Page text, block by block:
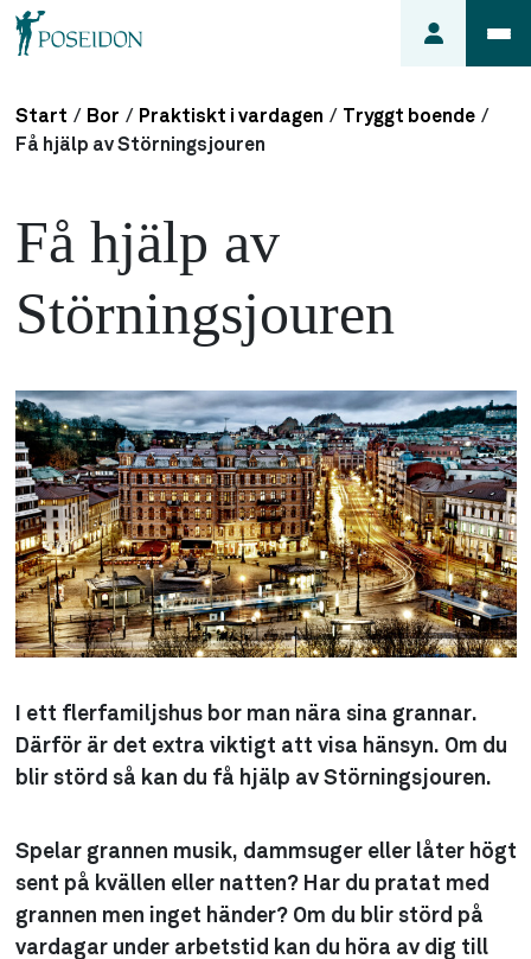
hyra
söker du
lägenhet
Start / Bor / Praktiskt i vardagen / Tryggt boende /
Få hjälp av Störningsjouren
Få hjälp av
Störningsjouren
I ett flerfamiljshus bor man nära sina grannar.
Därför är det extra viktigt att visa hänsyn. Om du
blir störd så kan du få hjälp av Störningsjouren.
Spelar grannen musik, dammsuger eller låter högt
sent på kvällen eller natten? Har du pratat med
grannen men inget händer? Om du blir störd på
vardagar under arbetstid kan du höra av dig till